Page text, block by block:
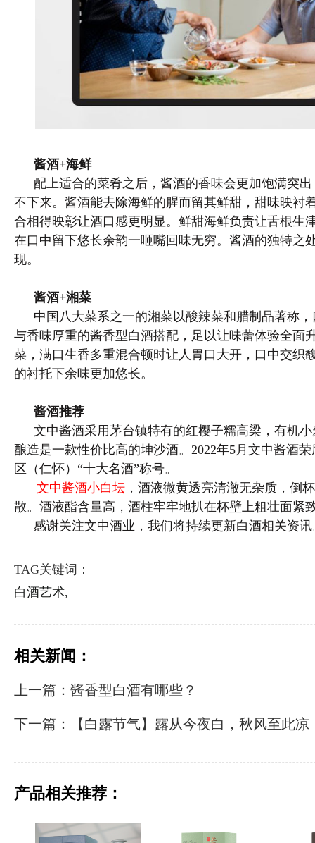
酱酒+海鲜
配上适合的菜肴之后，酱酒的香味会更加饱满突
不下来。酱酒能去除海鲜的腥而留其鲜甜，甜味映衬
合相得映彰让酒口感更明显。鲜甜海鲜负责让舌根生
在口中留下悠长余韵一咂嘴回味无穷。酱酒的独特之
现。
酱酒+湘菜
中国八大菜系之一的湘菜以酸辣菜和腊制品著称
与香味厚重的酱香型白酒搭配，足以让味蕾体验全面
菜，满口生香多重混合顿时让人胃口大开，口中交织
的衬托下余味更加悠长。
酱酒推荐
文中酱酒采用茅台镇特有的红樱子糯高梁，有机
酿造是一款性价比高的坤沙酒。2022年5月文中酱酒
区（仁怀）“十大名酒”称号。
文中酱酒小白坛 ，酒液微黄透亮清澈无杂质，倒
散。酒液酯含量高，酒柱牢牢地扒在杯壁上粗壮面紧
感谢关注文中酒业，我们将持续更新白酒相关资讯
TAG关键词：
白酒艺术,
相关新闻：
上一篇：酱香型白酒有哪些？
下一篇：【白露节气】露从今夜白，秋风至此凉
产品相关推荐：